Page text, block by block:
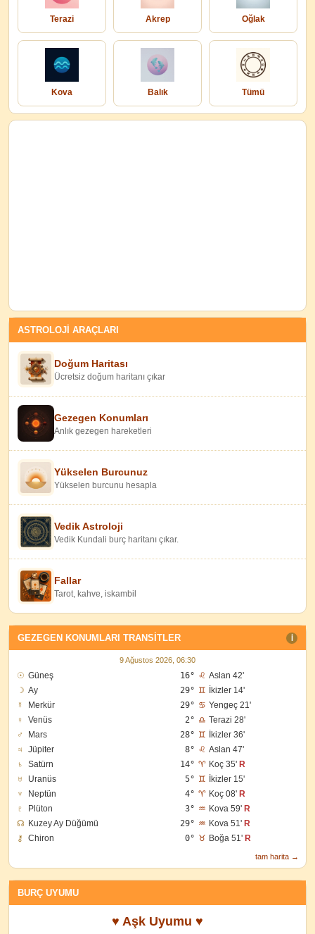
Terazi Akrep Oğlak
Kova Balık Tümü
ASTROLOJİ ARAÇLARI
Doğum Haritası
Ücretsiz doğum haritanı çıkar
Gezegen Konumları
Anlık gezegen hareketleri
Yükselen Burcunuz
Yükselen burcunu hesapla
Vedik Astroloji
Vedik Kundali burç haritanı çıkar.
Fallar
Tarot, kahve, iskambil
GEZEGEN KONUMLARI TRANSITLER I
9 Ağustos 2026, 06:30
☉ Güneş 16° ♌ Aslan 42'
☽ Ay 29° ♊
İkizler 14'
☿
Merkür 29° ♋ Yengeç 21'
♀
Venüs 2° ♎ Terazi 28'
♂
Mars 28° ♊
İkizler 36'
♃
Jüpiter 8° ♌ Aslan 47'
♄
Satürn 14° ♈ Koç 35' R
♅
Uranüs 5° ♊
İkizler 15'
♆
Neptün 4° ♈ Koç 08' R
♇
Plüton 3° ♒ Kova 59' R
☊ Kuzey Ay Düğümü 29° ♒ Kova 51' R
⚷
Chiron 0° ♉ Boğa 51' R
tam harita →
BURÇ UYUMU
♥ Aşk Uyumu ♥